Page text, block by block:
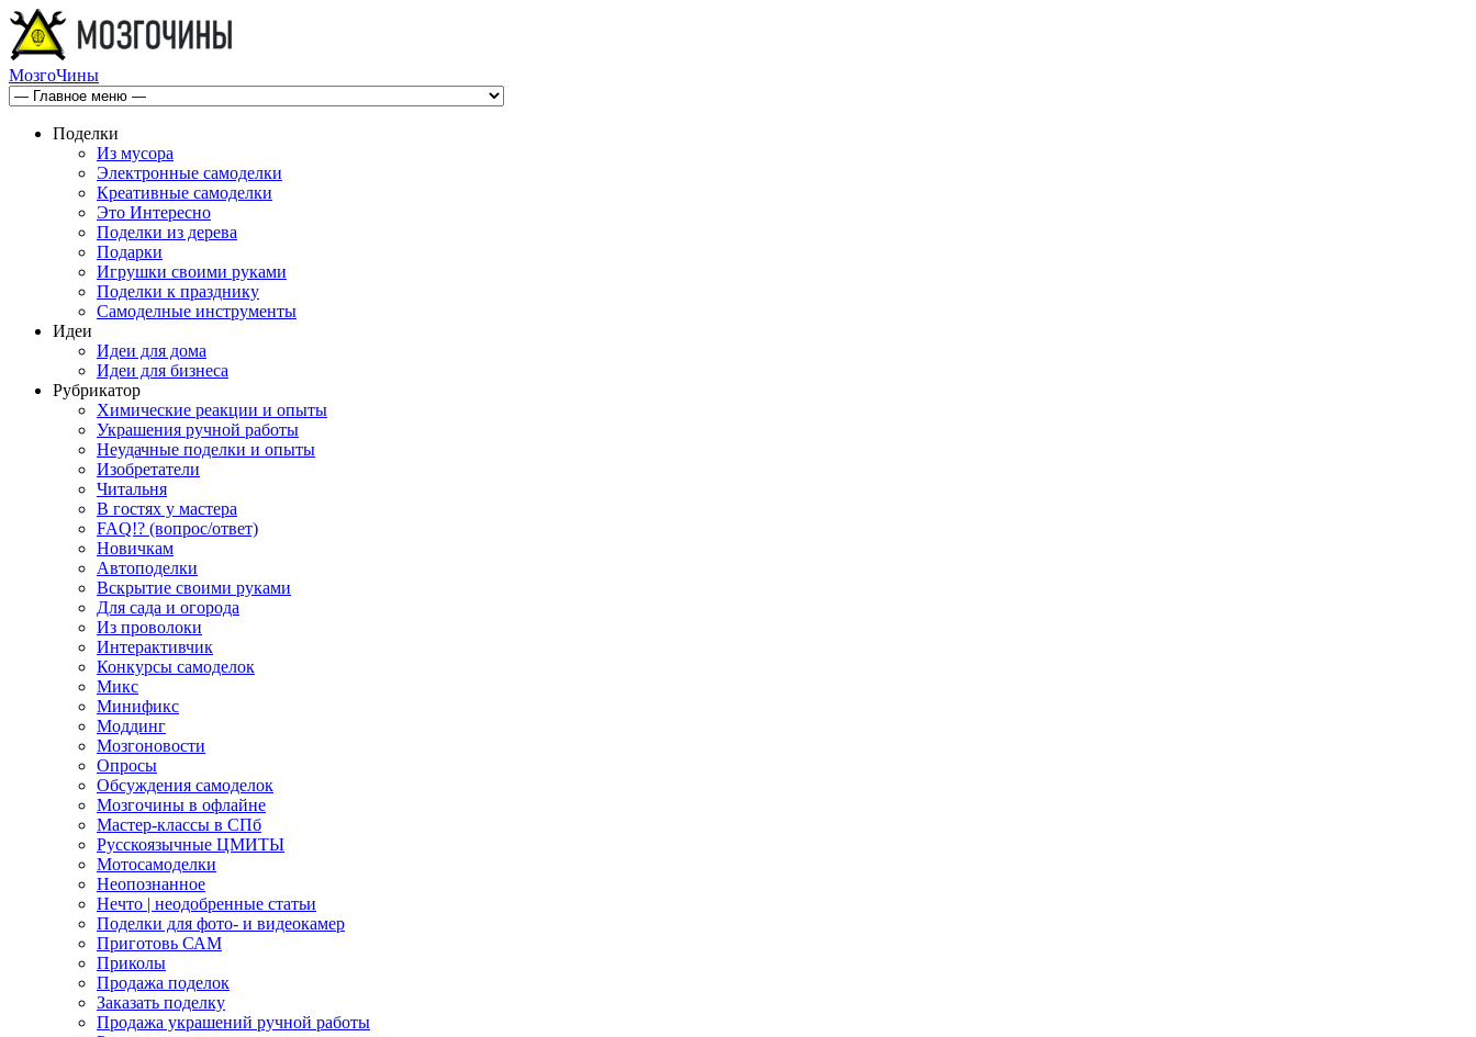
МозгоЧины
Поделки
Из мусора
Электронные самоделки
Креативные самоделки
Это Интересно
Поделки из дерева
Подарки
Игрушки своими руками
Поделки к празднику
Самоделные инструменты
Идеи
Идеи для дома
Идеи для бизнеса
Рубрикатор
Химические реакции и опыты
Украшения ручной работы
Неудачные поделки и опыты
Изобретатели
Читальня
В гостях у мастера
FAQ!? (вопрос/ответ)
Новичкам
Автоподелки
Вскрытие своими руками
Для сада и огорода
Из проволоки
Интерактивчик
Конкурсы самоделок
Микс
Минификс
Моддинг
Мозгоновости
Опросы
Обсуждения самоделок
Мозгочины в офлайне
Мастер-классы в СПб
Русскоязычные ЦМИТЫ
Мотосамоделки
Неопознанное
Нечто | неодобренные статьи
Поделки для фото- и видеокамер
Приготовь САМ
Приколы
Продажа поделок
Заказать поделку
Продажа украшений ручной работы